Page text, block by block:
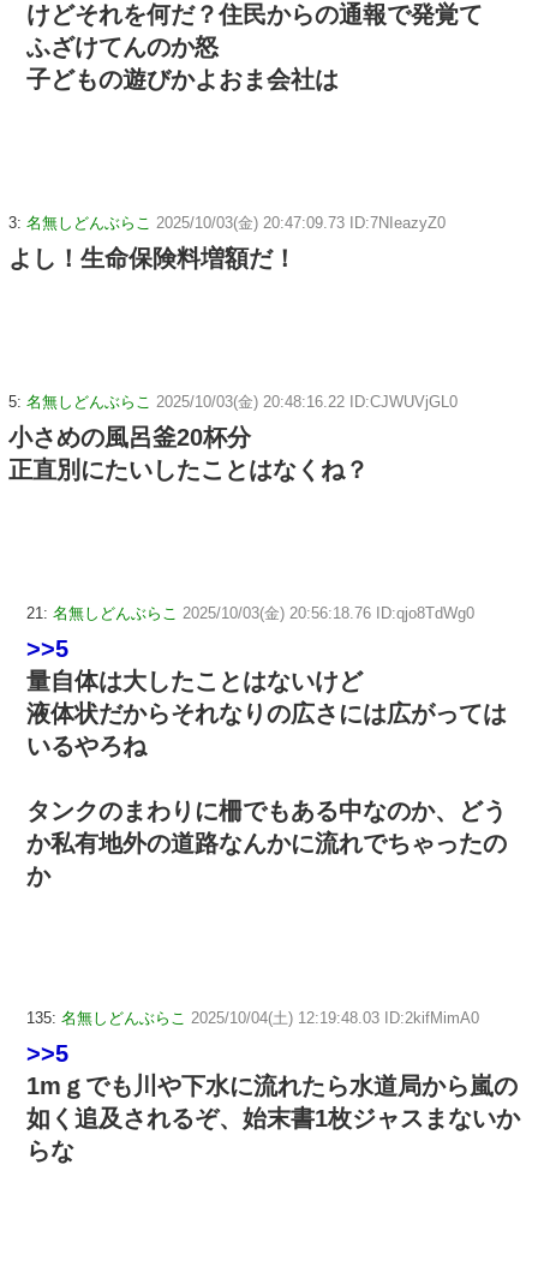
けどそれを何だ？住民からの通報で発覚て
ふざけてんのか怒
子どもの遊びかよおま会社は
3: 名無しどんぶらこ 2025/10/03(金) 20:47:09.73 ID:7NIeazyZ0
よし！生命保険料増額だ！
5: 名無しどんぶらこ 2025/10/03(金) 20:48:16.22 ID:CJWUVjGL0
小さめの風呂釜20杯分
正直別にたいしたことはなくね？
21: 名無しどんぶらこ 2025/10/03(金) 20:56:18.76 ID:qjo8TdWg0
>>5
量自体は大したことはないけど
液体状だからそれなりの広さには広がっては
いるやろね
タンクのまわりに柵でもある中なのか、どう
か私有地外の道路なんかに流れでちゃったの
か
135: 名無しどんぶらこ 2025/10/04(土) 12:19:48.03 ID:2kifMimA0
>>5
1mｇでも川や下水に流れたら水道局から嵐の
如く追及されるぞ、始末書1枚ジャスまないか
らな